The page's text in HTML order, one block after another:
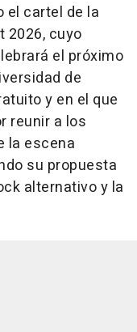
el cartel de la
2026, cuyo
el próximo
de
y en el que
reunir a los
la escena
su propuesta
alternativo y la